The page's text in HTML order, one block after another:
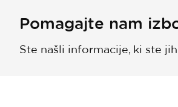
Pomagajte nam
Ste našli informacije, ki ste